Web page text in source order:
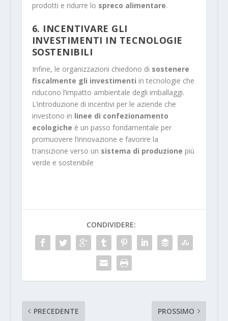
prodotti e ridurre lo spreco alimentare.
6. INCENTIVARE GLI
INVESTIMENTI IN TECNOLOGIE
SOSTENIBILI
Infine, le organizzazioni chiedono di sostenere
fiscalmente gli investimenti in tecnologie che
riducono l’impatto ambientale degli imballaggi.
L’introduzione di incentivi per le aziende che
investono in linee di confezionamento
ecologiche è un passo fondamentale per
promuovere l’innovazione e favorire la
transizione verso un sistema di produzione più
verde e sostenibile
CONDIVIDERE:
PRECEDENTE PROSSIMO